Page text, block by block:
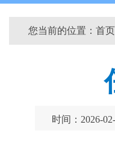
您当前的位置： 首页
时间：2026-